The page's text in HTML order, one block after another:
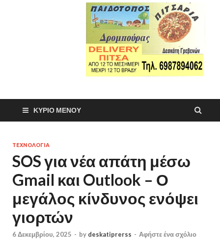
ΚΎΡΙΟ ΜΕΝΟΎ
ΤΕΧΝΟΛΟΓΙΑ
SOS για νέα απάτη μέσω
Gmail και Outlook – Ο
μεγάλος κίνδυνος ενόψει
γιορτών
6 Δεκεμβρίου, 2025 - by deskatiprerss - Αφήστε ένα σχόλιο